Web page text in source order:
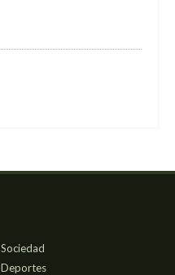
Sociedad
Deportes